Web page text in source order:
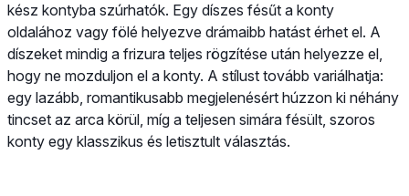
kész kontyba szúrhatók. Egy díszes fésűt a konty
oldalához vagy fölé helyezve drámaibb hatást érhet el. A
díszeket mindig a frizura teljes rögzítése után helyezze el,
hogy ne mozduljon el a konty. A stílust tovább variálhatja:
egy lazább, romantikusabb megjelenésért húzzon ki néhány
tincset az arca körül, míg a teljesen simára fésült, szoros
konty egy klasszikus és letisztult választás.